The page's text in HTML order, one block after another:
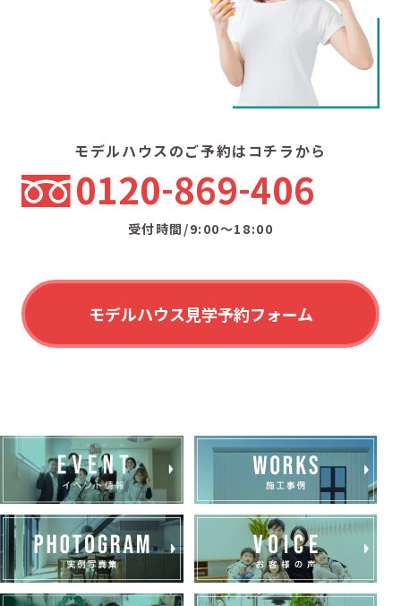
モデルハウスのご予約はコチラから
0120 869 406
受付時間/9:00〜18:00
モデルハウス見学予約フォーム